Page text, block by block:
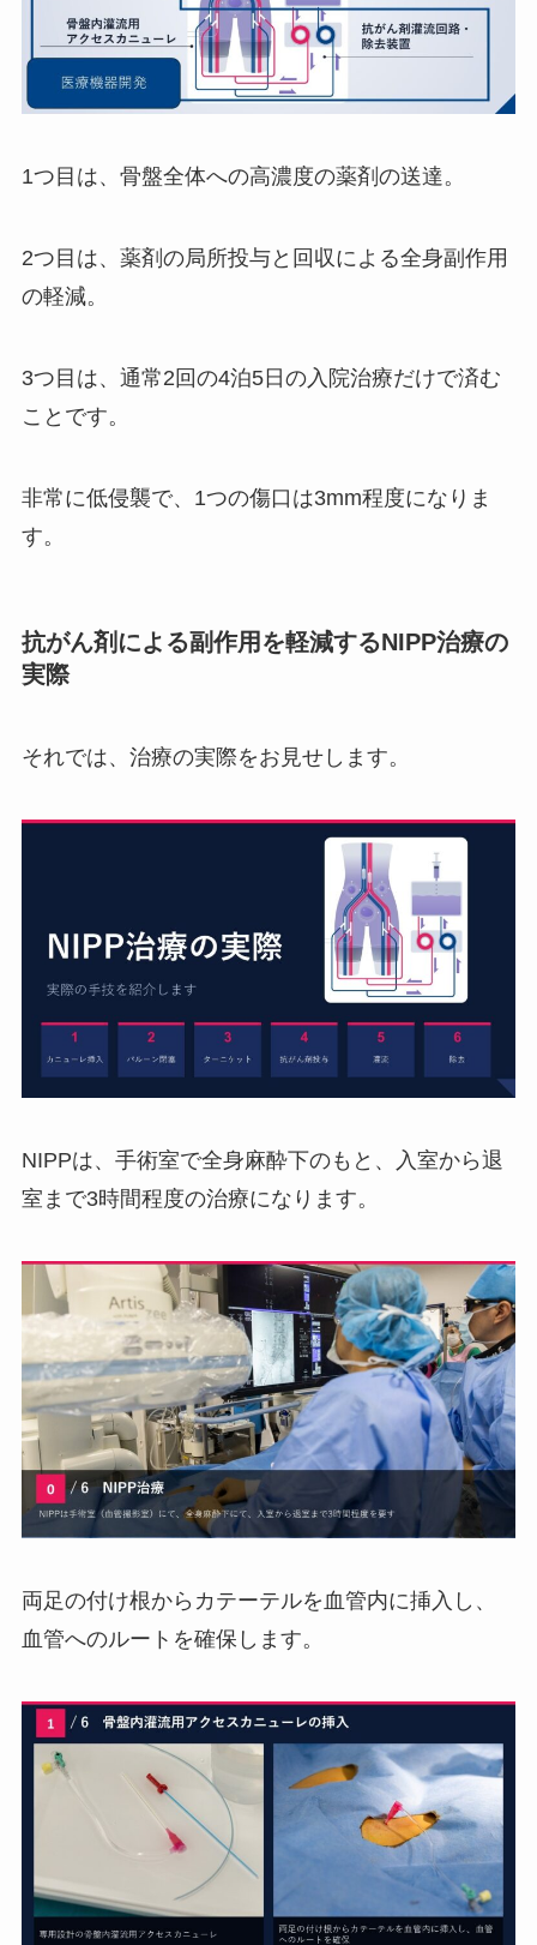
1つ目は、骨盤全体への高濃度の薬剤の送達。
2つ目は、薬剤の局所投与と回収による全身副作用
の軽減。
3つ目は、通常2回の4泊5日の入院治療だけで済む
ことです。
非常に低侵襲で、1つの傷口は3mm程度になりま
す。
抗がん剤による副作用を軽減するNIPP治療の
実際
それでは、治療の実際をお見せします。
NIPPは、手術室で全身麻酔下のもと、入室から退
室まで3時間程度の治療になります。
両足の付け根からカテーテルを血管内に挿入し、
血管へのルートを確保します。